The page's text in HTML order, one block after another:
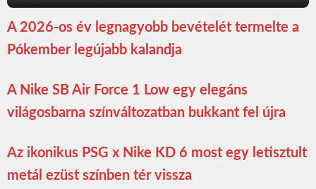
A 2026-os év legnagyobb bevételét termelte a
Pókember legújabb kalandja
A Nike SB Air Force 1 Low egy elegáns
világosbarna színváltozatban bukkant fel újra
Az ikonikus PSG x Nike KD 6 most egy letisztult
metál ezüst színben tér vissza